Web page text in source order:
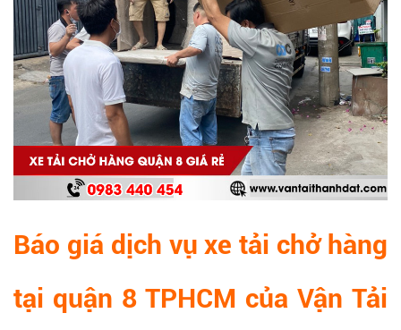
Báo giá dịch vụ xe tải chở hàng
tại quận 8 TPHCM của Vận Tải